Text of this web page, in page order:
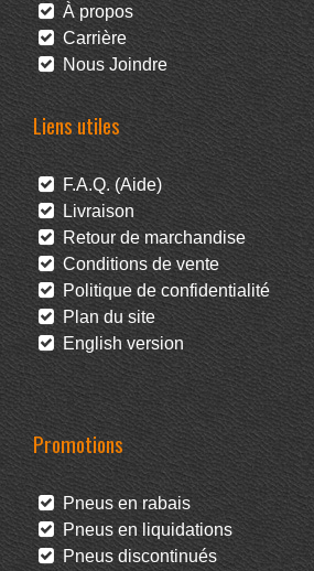
À propos
Carrière
Nous Joindre
Liens utiles
F.A.Q. (Aide)
Livraison
Retour de marchandise
Conditions de vente
Politique de confidentialité
Plan du site
English version
Promotions
Pneus en rabais
Pneus en liquidations
Pneus discontinués